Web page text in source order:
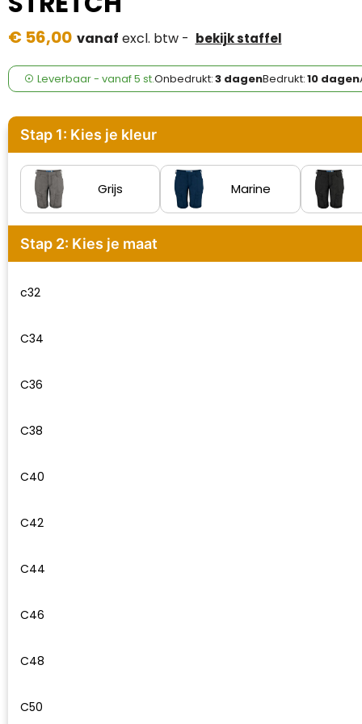
Fresh 'n Rebel
GolfOriginals
James Harvest
Kingcap
Mepal
Moleskine
MyKit
Ocean Bottle
Parker
Waterman
€ 56,00 vanaf excl. btw - bekijk staffel
Leverbaar- vanaf5 st.Onbedrukt:3 dagenBedrukt:10 dagen
Stap 1: Kies je kleur
Grijs Marine
Stap 2: Kies je maat
c32
C34
C36
C38
C40
C42
C44
C46
C48
C50